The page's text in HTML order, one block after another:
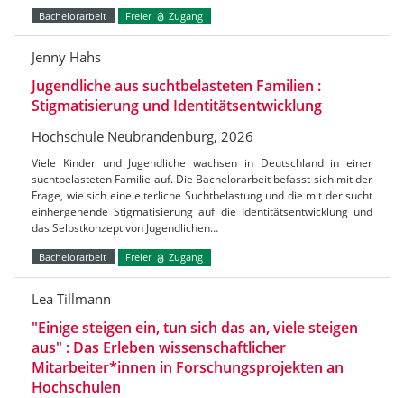
Bachelorarbeit Freier Zugang
Jenny Hahs
Jugendliche aus suchtbelasteten Familien :
Stigmatisierung und Identitätsentwicklung
Hochschule Neubrandenburg, 2026
Viele Kinder und Jugendliche wachsen in Deutschland in einer
suchtbelasteten Familie auf. Die Bachelorarbeit befasst sich mit der
Frage, wie sich eine elterliche Suchtbelastung und die mit der sucht
einhergehende Stigmatisierung auf die Identitätsentwicklung und
das Selbstkonzept von Jugendlichen…
Bachelorarbeit Freier Zugang
Lea Tillmann
"Einige steigen ein, tun sich das an, viele steigen
aus" : Das Erleben wissenschaftlicher
Mitarbeiter*innen in Forschungsprojekten an
Hochschulen